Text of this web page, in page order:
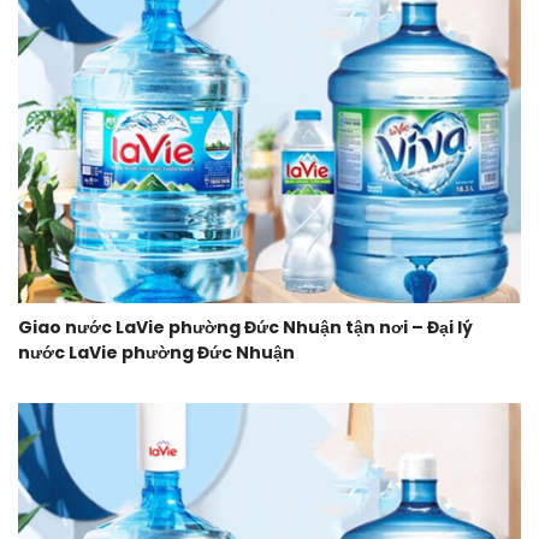
Giao nước LaVie phường Đức Nhuận tận nơi – Đại lý
nước LaVie phường Đức Nhuận